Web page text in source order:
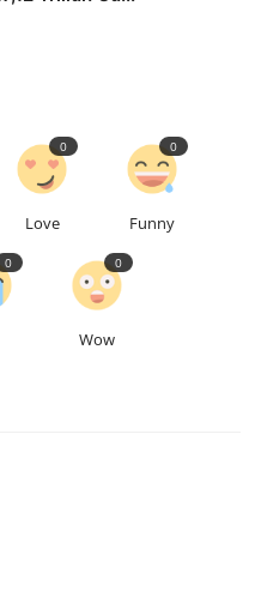
Love
0
Funny
0
0
Wow
0